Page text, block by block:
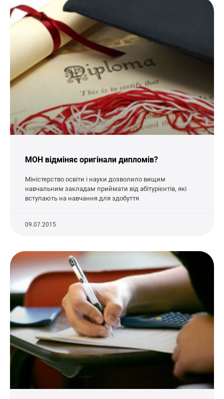
МОН відміняє оригінали дипломів?
Міністерство освіти і науки дозволило вищим
навчальним закладам приймати від абітурієнтів, які
вступають на навчання для здобуття
09.07.2015